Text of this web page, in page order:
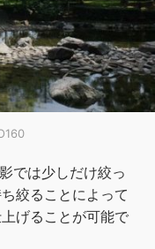
では少しだけ絞っ
絞ることによって
げることが可能で